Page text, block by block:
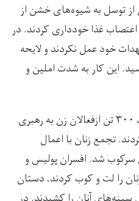
از توسل به شیوه‌های خشن از
غذا خودداری کردند. در
خود عمل نکردند و لایحه
این کار به شدت املین و
روزجمعه، ۱۸ نومبر، ۱۹۱۰ حدود ۳۰۰ تن ازفعالان زن به رهبری
تجمع زنان با اعمال
شد. افسران پولیس و
را لت و کوب کردند، دستان‌